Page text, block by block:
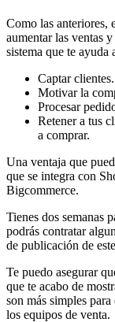
Como las anteriores,
aumentar las ventas
sistema que te ayuda
Captar clientes.
Motivar la
Procesar
Retener a tus
a comprar.
Una ventaja que
que se integra con
Bigcommerce.
Tienes dos semanas
podrás contratar
de publicación de
Te puedo asegurar
que te acabo de
son más simples
los equipos de venta.